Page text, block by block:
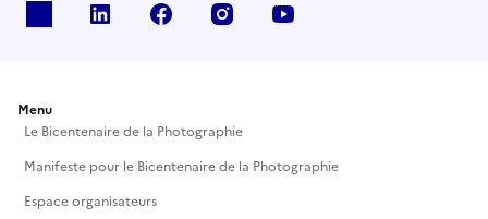
Linkedin Facebook Instagram
Menu
Le Bicentenaire de la Photographie
Manifeste pour le Bicentenaire de la Photographie
Espace organisateurs